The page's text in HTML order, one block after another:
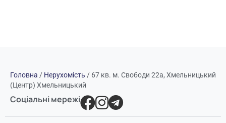
Головна / Нерухомість / 67 кв. м. Свободи 22а, Хмельницький
(Центр) Хмельницький
Соціальні мережі